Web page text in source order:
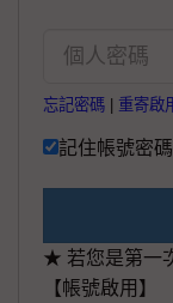
忘記密碼 重寄啟
記住帳號密碼
★ 若您是第一
【帳號啟用】